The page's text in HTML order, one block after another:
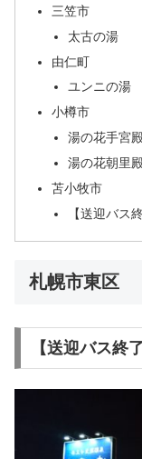
三笠市
太古の湯
由仁町
ユンニの湯
小樽市
湯の花手宮
湯の花朝里
苫小牧市
【送迎バス
札幌市東区
【送迎バス終